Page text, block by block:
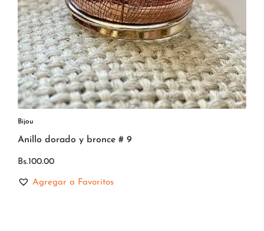
Bijou
Anillo dorado y bronce # 9
Bs.100.00
Agregar a Favoritos